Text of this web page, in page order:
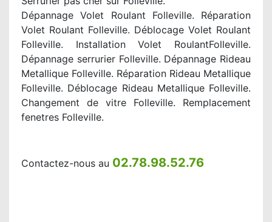
Dépannage Volet Roulant Folleville. Réparation
Volet Roulant Folleville. Déblocage Volet Roulant
Folleville. Installation Volet RoulantFolleville.
Dépannage serrurier Folleville. Dépannage Rideau
Metallique Folleville. Réparation Rideau Metallique
Folleville. Déblocage Rideau Metallique Folleville.
Changement de vitre Folleville. Remplacement
fenetres Folleville.
Contactez-nous au 02.78.98.52.76